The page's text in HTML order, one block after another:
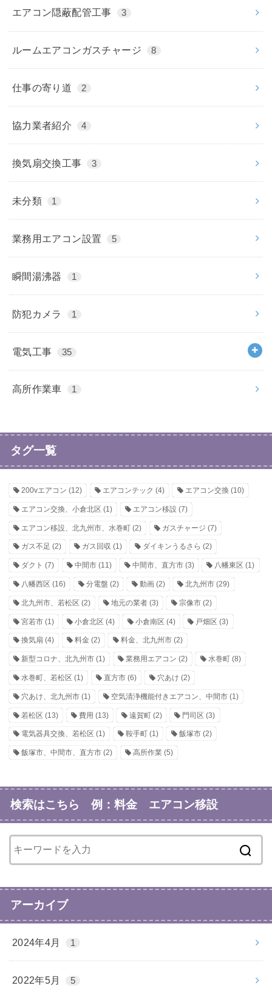
エアコン隠蔽配管工事 3
ルームエアコンガスチャージ 8
仕事の寄り道 2
協力業者紹介 4
換気扇交換工事 3
未分類 1
業務用エアコン設置 5
瞬間湯沸器 1
防犯カメラ 1
電気工事 35
高所作業車 1
タグ一覧
200vエアコン (12) エアコンテック (4) エアコン交換 (10)
エアコン交換、小倉北区 (1) エアコン移設 (7)
エアコン移設、北九州市、水巻町 (2) ガスチャージ (7)
ガス不足 (2) ガス回収 (1) ダイキンうるさら (2)
ダクト (7) 中間市(11) 中間市、直方市(3) 八幡東区 (1)
八幡西区 (16) 分電盤 (2) 動画(2) 北九州市 (29)
北九州市、若松区 (2) 地元の業者(3) 宗像市(2)
宮若市 (1) 小倉北区 (4) 小倉南区 (4) 戸畑区 (3)
換気扇 (4) 料金 (2) 料金、北九州市(2)
新型コロナ、北九州市 (1) 業務用エアコン (2) 水巻町(8)
水巻町、若松区 (1) 直方市(6) 穴あけ (2)
穴あけ、北九州市 (1) 空気清浄機能付きエアコン、中間市(1)
若松区 (13) 費用 (13) 遠賀町(2) 門司区 (3)
電気器具交換、若松区 (1) 鞍手町(1) 飯塚市(2)
飯塚市、中間市、直方市 (2) 高所作業(5)
検索はこちら 例：料金 エアコン移設
アーカイブ
2024年4月 1
2022年5月 5